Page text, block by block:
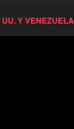
Y VENEZUELA